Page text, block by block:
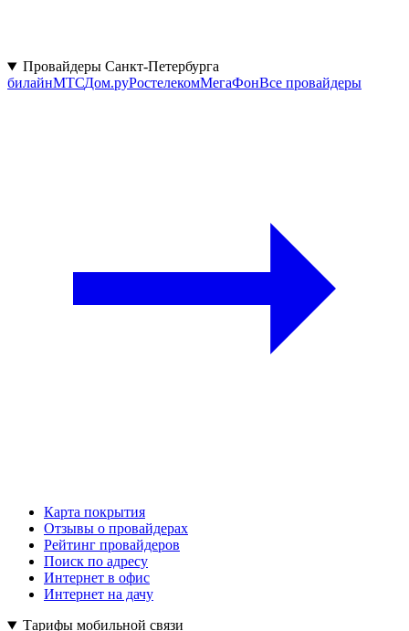
Провайдеры Санкт-Петербурга
билайнМТСДом.руРостелекомМегаФонВсе провайдеры
Карта покрытия
Отзывы о провайдерах
Рейтинг провайдеров
Поиск по адресу
Интернет в офис
Интернет на дачу
Тарифы мобильной связи